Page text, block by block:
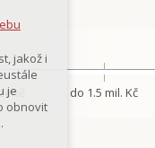
do 1.5 mil. Kč
jakož i
je
obnovit